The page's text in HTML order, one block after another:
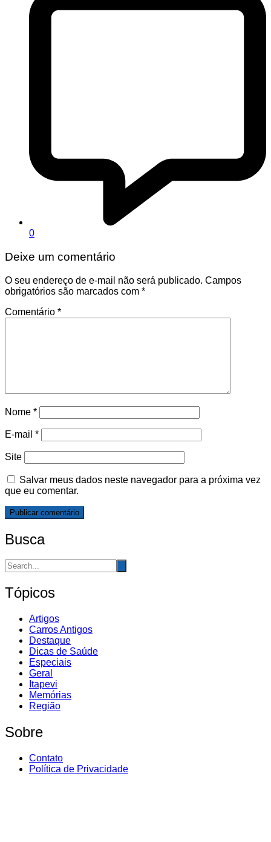
0
Deixe um comentário
O seu endereço de e-mail não será publicado. Campos
obrigatórios são marcados com *
Comentário *
Nome *
E-mail *
Site
Salvar meus dados neste navegador para a próxima vez
que eu comentar.
Busca
Tópicos
Artigos
Carros Antigos
Destaque
Dicas de Saúde
Especiais
Geral
Itapevi
Memórias
Região
Sobre
Contato
Política de Privacidade